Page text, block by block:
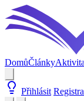
DomůČlánkyAktivita
Přihlásit